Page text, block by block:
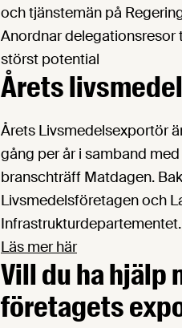
och tjänstemän på
Anordnar delegationsresor
störst potential
Årets
Årets Livsmedelsexportör
gång per år i samband
branschträff Matdagen.
Livsmedelsföretagen och
Infrastrukturdepartementet.
Läs mer här
Vill du ha hjälp
företagets